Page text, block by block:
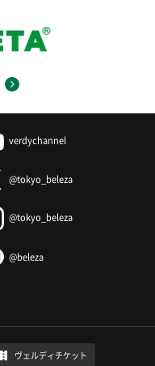
verdychannel
@tokyo_beleza
@tokyo_beleza
@beleza
ヴェルディチケット